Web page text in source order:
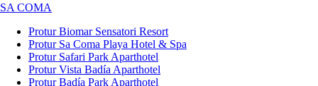
SA COMA
Protur Biomar Sensatori Resort
Protur Sa Coma Playa Hotel & Spa
Protur Safari Park Aparthotel
Protur Vista Badía Aparthotel
Protur Badía Park Aparthotel